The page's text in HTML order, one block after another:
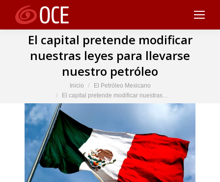
El capital pretende modificar
nuestras leyes para llevarse
nuestro petróleo
Inicio
El Petróleo Mexicano
El capital pretende modificar nuestras…